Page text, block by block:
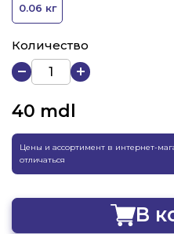
0.06 кг
Количество
40 mdl
Цены и ассортимент в интернет-
отличаться
В